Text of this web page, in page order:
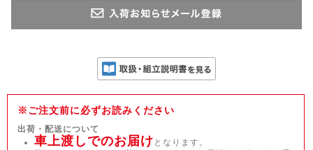
※ご注文前に必ずお読みください
出荷・配送について
車上渡しでのお届け となります。